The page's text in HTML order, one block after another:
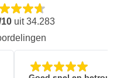
uit34.283